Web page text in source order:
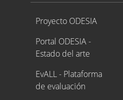
Proyecto ODESIA
Proyecto ODESIA
Portal ODESIA -
Estado del arte
EvALL - Plataforma
de evaluación